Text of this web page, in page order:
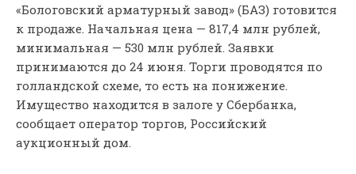
«Бологовский арматурный завод» (БАЗ) готовится
к продаже. Начальная цена — 817,4 млн рублей,
минимальная — 530 млн рублей. Заявки
принимаются до 24 июня. Торги проводятся по
голландской схеме, то есть на понижение.
Имущество находится в залоге у Сбербанка,
сообщает оператор торгов, Российский
аукционный дом.